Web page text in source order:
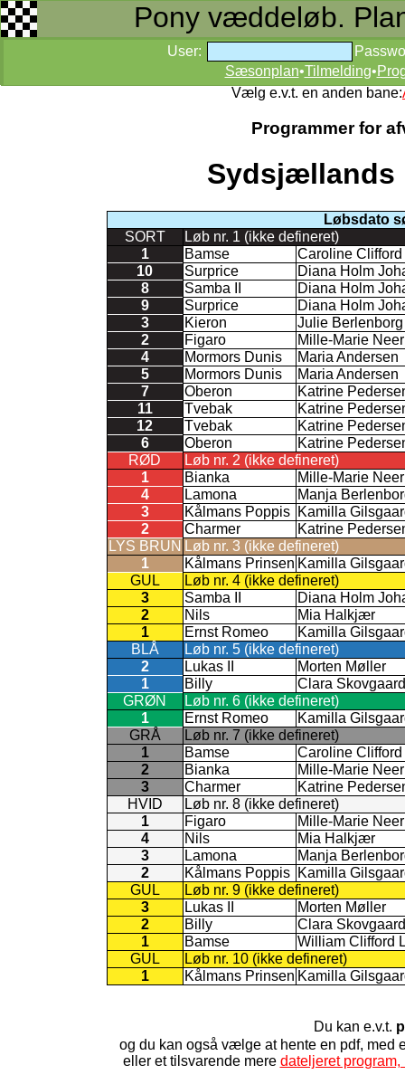
Pony væddeløb.
User:
Sæsonplan•Tilmelding•
Vælg e.v.t. en anden bane:
Programmer for
Sydsjællands
Løbsdato
SORT
Løb nr. 1 (ikke defineret)
1
Bamse
Caroline
10
Surprice
Diana Holm
8
Samba II
Diana Holm
9
Surprice
Diana Holm
3
Kieron
Julie Berlenborg
2
Figaro
Mille-Marie
4
Mormors Dunis
Maria Andersen
5
Mormors Dunis
Maria Andersen
7
Oberon
Katrine
11
Tvebak
Katrine
12
Tvebak
Katrine
6
Oberon
Katrine
RØD
Løb nr. 2 (ikke defineret)
1
Bianka
Mille-Marie
4
Lamona
Manja
3
Kålmans Poppis
Kamilla
2
Charmer
Katrine
LYS BRUN Løb nr. 3 (ikke defineret)
1
Kålmans Prinsen Kamilla
GUL
Løb nr. 4 (ikke defineret)
3
Samba II
Diana Holm
2
Nils
Mia Halkjær
1
Ernst Romeo
Kamilla
BLÅ
Løb nr. 5 (ikke defineret)
2
Lukas II
Morten Møller
1
Billy
Clara Skovgaard
GRØN
Løb nr. 6 (ikke defineret)
1
Ernst Romeo
Kamilla
GRÅ
Løb nr. 7 (ikke defineret)
1
Bamse
Caroline
2
Bianka
Mille-Marie
3
Charmer
Katrine
HVID
Løb nr. 8 (ikke defineret)
1
Figaro
Mille-Marie
4
Nils
Mia Halkjær
3
Lamona
Manja
2
Kålmans Poppis
Kamilla
GUL
Løb nr. 9 (ikke defineret)
3
Lukas II
Morten Møller
2
Billy
Clara Skovgaard
1
Bamse
William Clifford
GUL
Løb nr. 10 (ikke defineret)
1
Kålmans Prinsen Kamilla
Du kan e.v.t.
og du kan også vælge at hente en pdf, med
eller et tilsvarende mere dateljeret